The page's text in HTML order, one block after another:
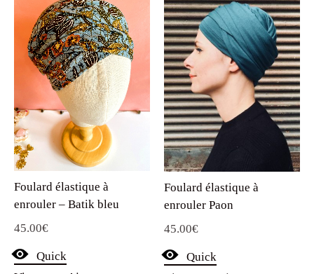
Foulard élastique à
enrouler – Batik bleu
45.00€
Quick
Foulard élastique à
enrouler Paon
45.00€
Quick